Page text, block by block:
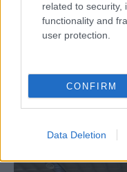
related to security,
functionality and
user protection.
CONFIRM
Data Deletion
Aκολουθήστε μας
παντού…